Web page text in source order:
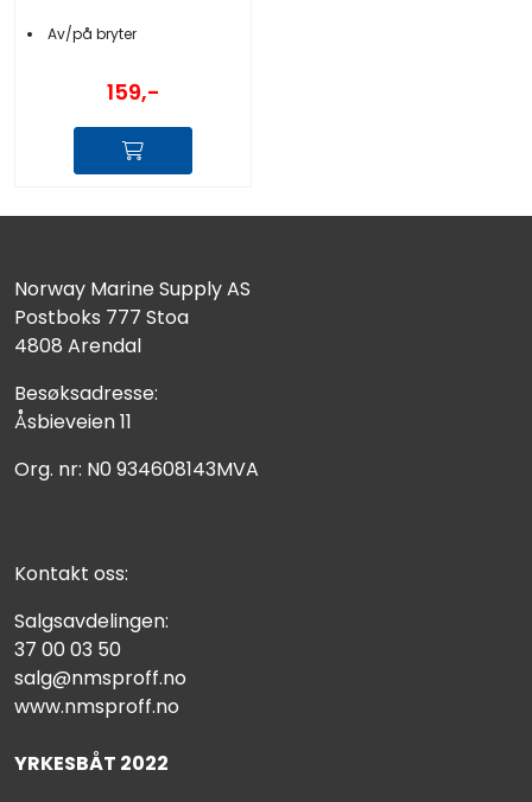
Av/på bryter
159,-
Norway Marine Supply AS
Postboks 777 Stoa
4808 Arendal
Besøksadresse:
Åsbieveien 11
Org. nr: N0 934608143MVA
Kontakt oss:
Salgsavdelingen:
37 00 03 50
salg@nmsproff.no
www.nmsproff.no
YRKESBÅT 2022